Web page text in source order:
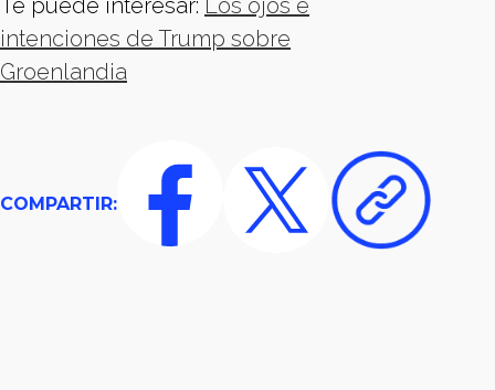
Te puede interesar: Los ojos e
intenciones de Trump sobre
Groenlandia
COMPARTIR: